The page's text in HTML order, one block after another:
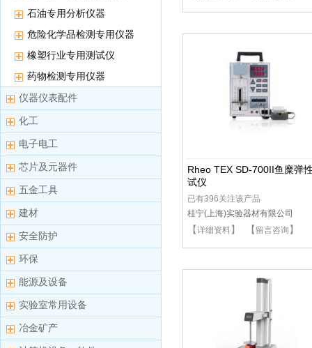
石油专用分析仪器
危险化学品检测专用仪器
橡塑行业专用测试仪
药物检测专用仪器
仪器仪表配件
化工
电子电工
芯片及元器件
五金工具
建材
安全防护
环保
能源及设备
实验室常用设备
冶金矿产
Rheo TEX SD-700II鱼糜弹
试仪
已有396关注该产品
桂宁(上海)实验器材有限公司
【详细资料】 【 留言咨询 】